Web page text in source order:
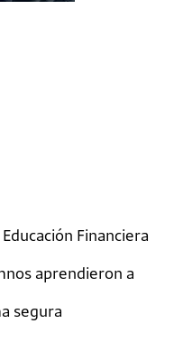
Financiera
aprendieron a
segura